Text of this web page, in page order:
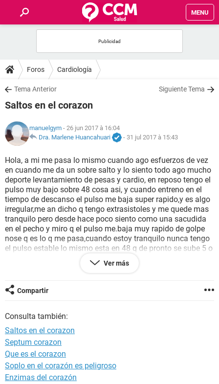
MENU
FORUMS
SALUD
NUTRICIÓN
BIENESTAR
SEXUALIDAD
GLOSARIO
Foros Cardiología
Tema Anterior Siguiente Tema
Saltos en el corazon
manuelgym - 26 jun 2017 à 16:04
Dra. Marlene Huancahuari
- 31 jul 2017 à 15:43
Hola, a mi me pasa lo mismo cuando ago esfuerzos de vez
en cuando me da un sobre salto y lo siento todo ago mucho
deporte levantamiento de pesas y cardio, en reposo tengo el
pulso muy bajo sobre 48 cosa asi, y cuando entreno en el
tiempo de descanso el pulso me baja super rapido,y es algo
irregular,me an dicho q tengo extrasistoles y me quede mas
tranquilo pero desde hace poco siento como una sacudida
en el pecho y miro q el pulso me.baja muy rapido de golpe
nose q es lo q me pasa,cuando estoy tranquilo nunca tengo
el pulso estable lo mismo esta en 48 q de pronto se sube 5 o
6 pulsos q nuevamente bajan todo lo siento y entrenando
igual tengo sobre 140 suelto las pesas noto una sensacion
cuestio de dos 3 segundos nose si era normal ni fo ni bebo
nada. Un saludo.
Ver más
Compartir
Consulta también:
Saltos en el corazon
Septum corazon
Que es el corazon
Soplo en el corazón es peligroso
Enzimas del corazón